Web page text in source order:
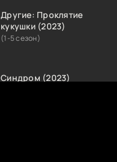
Другие: Проклятие
кукушки (2023)
(1-5 сезон)
Синдром (2023)